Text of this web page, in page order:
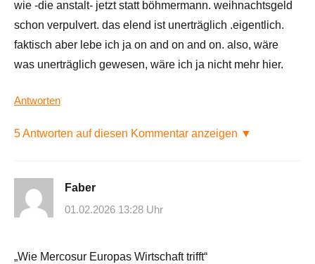
wie -die anstalt- jetzt statt böhmermann. weihnachtsgeld
schon verpulvert. das elend ist unerträglich .eigentlich.
faktisch aber lebe ich ja on and on and on. also, wäre
was unerträglich gewesen, wäre ich ja nicht mehr hier.
Antworten
5 Antworten auf diesen Kommentar anzeigen ▼
Faber
01.02.2026 13:28 Uhr
„Wie Mercosur Europas Wirtschaft trifft“